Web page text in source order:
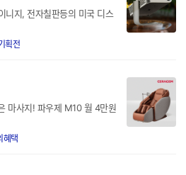
abckorea
지, 전자칠판등의 미국 디스
마사지! 파우제 M10 월 4만원